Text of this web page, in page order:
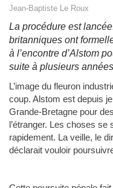
Jean-Baptiste Le Roux
La procédure est
britanniques ont
à l’encontre d’Alstom
suite à plusieurs
L’image du fleuron
coup. Alstom est depuis
Grande-Bretagne pour
l’étranger. Les choses
rapidement. La veille, le
déclarait vouloir